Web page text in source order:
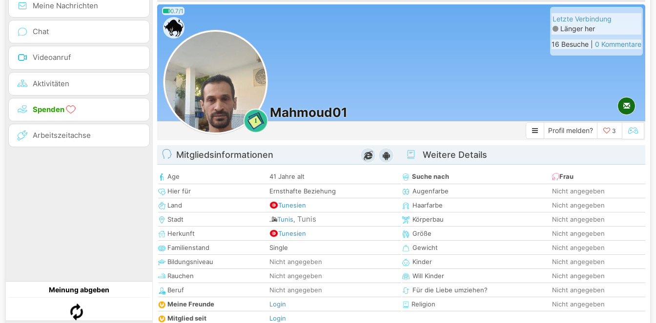
Meine Nachrichten
Chat
Videoanruf
Aktivitäten
Spenden
Arbeitszeitachse
Meinung abgeben
0.7/1
1
Mahmoud01
Letzte Verbindung
Länger her
16 Besuche | 0 Kommentare
Profil melden? 3
Mitgliedsinformationen
Age
41 Jahre alt
Hier für
Ernsthafte Beziehung
Land
Tunesien
Stadt
Tunis, Tunis
Herkunft
Tunesien
Familienstand
Single
Bildungsniveau
Nicht angegeben
Rauchen
Nicht angegeben
Beruf
Nicht angegeben
Meine Freunde
Login
Mitglied seit
Login
Weitere Details
Suche nach
Frau
Augenfarbe
Nicht angegeben
Haarfarbe
Nicht angegeben
Körperbau
Nicht angegeben
Größe
Nicht angegeben
Gewicht
Nicht angegeben
Kinder
Nicht angegeben
Will Kinder
Nicht angegeben
Für die Liebe umziehen?
Nicht angegeben
Religion
Nicht angegeben